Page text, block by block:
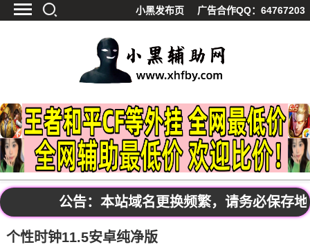
小黑发布页 广告合作QQ：64767203
精品软件
源码分享
资源宝库
影视解析
公告：本站域名更换频繁，请务必保存
个性时钟11.5安卓纯净版